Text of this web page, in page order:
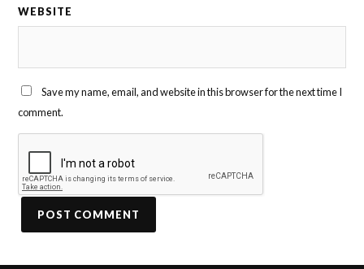
WEBSITE
Save my name, email, and website in this browser for the next time I
comment.